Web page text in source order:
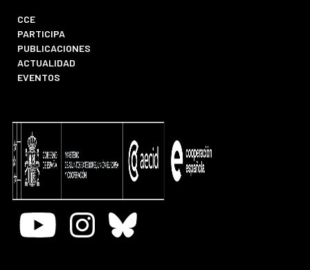
CCE
PARTICIPA
PUBLICACIONES
ACTUALIDAD
EVENTOS
Youtube InstagramBluesky